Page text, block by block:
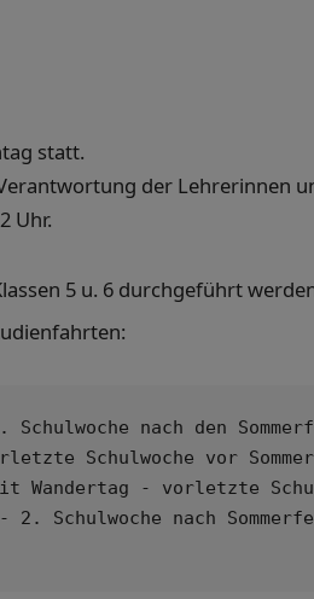
statt.
der Lehrerinnen
Uhr.
5 u. 6 durchgeführt
nach den
Schulwoche vor
Wandertag - vorletzte
Schulwoche nach